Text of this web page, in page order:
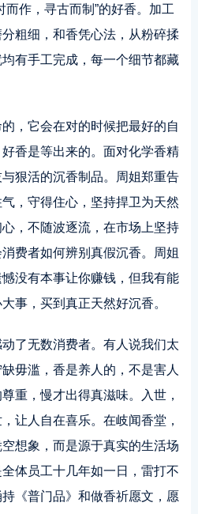
而作，寻古而制”的好香。加工
粗细，和香凭心法，从粉碎揉
有手工完成，每一个细节都藏
，它会在对的时候把最好的自
香是等出来的。面对化学香精
与狠活的沉香制品。周姐郑重告
，守得住心，坚持捍卫为天然
，不随波逐流，在市场上坚持
费者如何辨别真假沉香。周姐
没有本事让你赚钱，但我有能
事，买到真正天然好沉香。
了无数消费者。有人说我们太
毋滥，香是养人的，不是害人
重，慢才出得真滋味。入世，
让人自在喜乐。在岐闻香堂，
想象，而是源于真实的生活场
体员工十几年如一日，雷打不
《普门品》和做香祈愿文，愿